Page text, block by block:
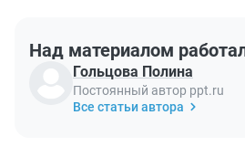
Над материалом
Гольцова Полина
Постоянный автор ppt.ru
Все статьи автора